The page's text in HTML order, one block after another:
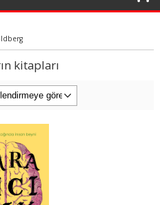
kitapları